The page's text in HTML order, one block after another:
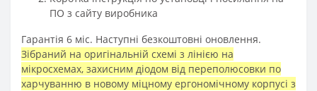
ПО з сайту виробника
Гарантія 6 міс. Наступні безкоштовні оновлення.
Зібраний на оригінальній схемі з лінією на
мікросхемах, захисним діодом від переполюсовки по
харчуванню в новому міцному ергономічному корпусі з